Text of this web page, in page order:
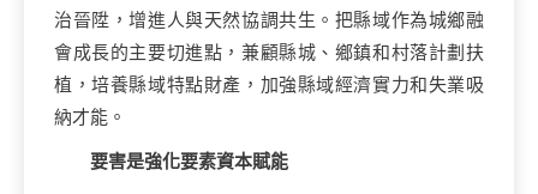
治晉陞，增進人與天然協調共生。把縣域作為城鄉融
會成長的主要切進點，兼顧縣城、鄉鎮和村落計劃扶
植，培養縣域特點財產，加強縣域經濟實力和失業吸
納才能。
要害是強化要素資本賦能